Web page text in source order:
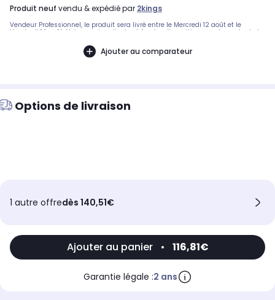
produit neuf vendu & expédié par 2kings
Vendeur Professionnel, le produit sera livré entre le Mercredi 12 août et le
Vendredi 14 août. Notre service client est à votre disposition avant, pendant et
Ajouter au comparateur
Options de livraison
1 autre offredès 140,51€
Ajouter au panier • 116,81€
Garantie légale :2 ans